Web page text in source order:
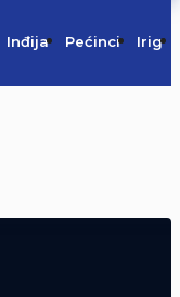
Inđija Pećinci Irig